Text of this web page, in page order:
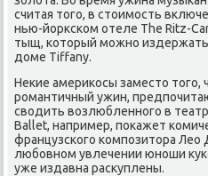
считая того, в стоимость
нью-йоркском отеле The Ritz-
тыщ, который можно
доме Tiffany.
Некие америкосы заместо того,
романтичный ужин,
сводить возлюбленного в
Ballet, например, покажет
французского композитора
любовном увлечении юноши
уже издавна раскуплены.